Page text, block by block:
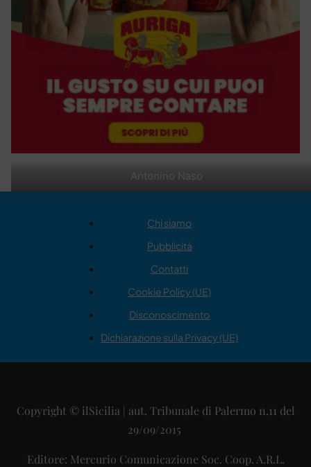
Antonino Naso
Chi siamo
Pubblicità
Contatti
Cookie Policy (UE)
Disconoscimento
Dichiarazione sulla Privacy (UE)
Copyright © ilSicilia | aut. Tribunale di Palermo n.11 del
29/09/2015
Editore: Mercurio Comunicazione Soc. Coop. A.R.L.